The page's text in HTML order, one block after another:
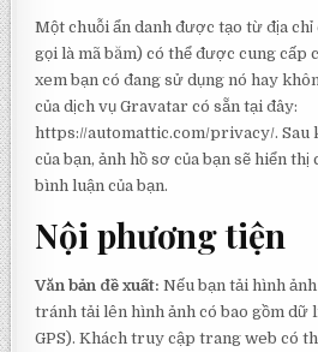
Một chuỗi ẩn danh được tạo từ địa
gọi là mã băm) có thể được cung cấp
xem bạn có đang sử dụng nó hay
của dịch vụ Gravatar có sẵn tại đây:
https://automattic.com/privacy/. Sau
của bạn, ảnh hồ sơ của bạn sẽ hiển
bình luận của bạn.
Nội phương tiện
Văn bản đề xuất:Nếu bạn tải hình
tránh tải lên hình ảnh có bao gồm
GPS). Khách truy cập trang web có